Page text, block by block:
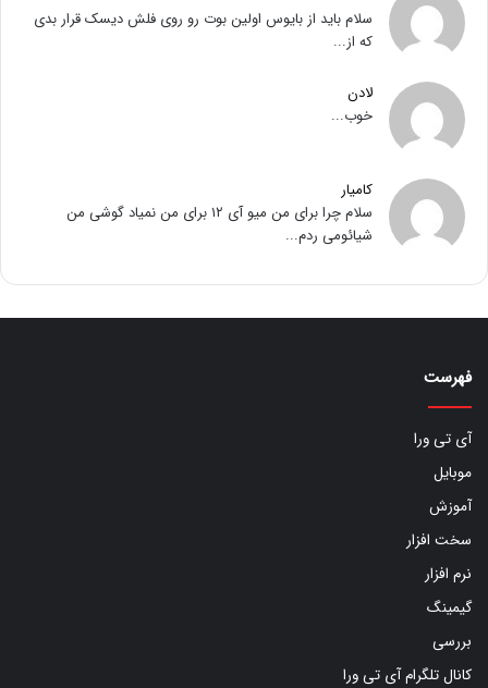
سلام باید از بایوس اولین بوت رو روی فلش دیسک قرار بدی
که از...
لادن
خوب...
کامیار
سلام چرا برای من میو آی ۱۲ برای من نمیاد گوشی من
شیائومی ردم...
فهرست
آی تی ورا
موبایل
آموزش
سخت افزار
نرم افزار
گیمینگ
بررسی
کانال تلگرام آی تی ورا